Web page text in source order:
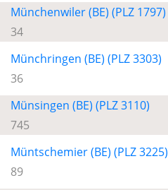
Münchenwiler (BE) (PLZ 1797)
34
Münchringen (BE) (PLZ 3303)
36
Münsingen (BE) (PLZ 3110)
745
Müntschemier (BE) (PLZ 3225)
89